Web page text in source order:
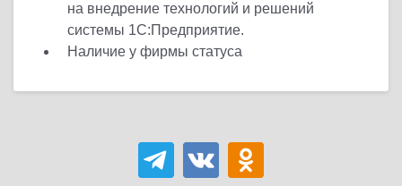
на внедрение технологий и решений
системы 1С:Предприятие.
Наличие у фирмы статуса